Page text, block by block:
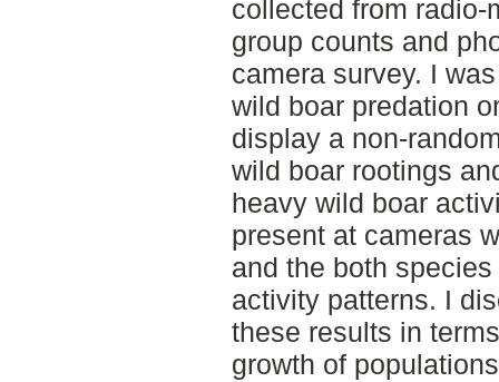
collected from radio-
group counts and
camera survey. I
wild boar predation
display a non-
wild boar rootings
heavy wild boar
present at cameras
and the both
activity patterns. I
these results in
growth of